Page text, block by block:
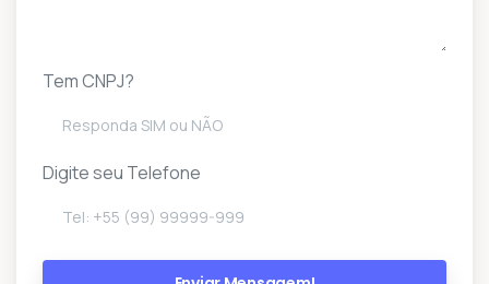
Tem CNPJ?
Digite seu Telefone